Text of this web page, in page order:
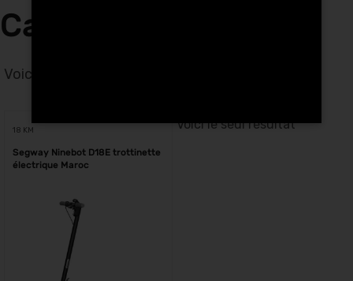
Casablanca
Voici le seul résultat
18 KM
Segway Ninebot D18E trottinette
électrique Maroc
Voici le seul résultat